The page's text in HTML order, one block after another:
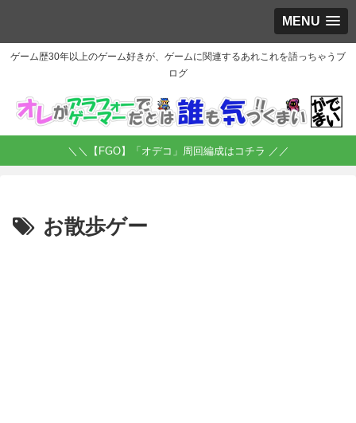
MENU
ゲーム歴30年以上のゲーム好きが、ゲームに関連するあれこれを語っちゃうブ
ログ
＼＼【FGO】「オデコ」周回編成はコチラ ／／
お散歩ゲー